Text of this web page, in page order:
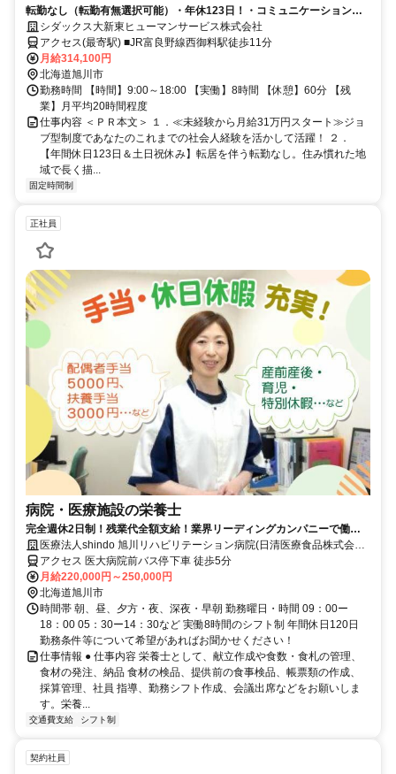
転勤なし（転勤有無選択可能）・年休123日！・コミュニケーションス
キルを活かせる！【定年制度あり60歳】
シダックス大新東ヒューマンサービス株式会社
アクセス(最寄駅) ■JR富良野線西御料駅徒歩11分
月給314,100円
北海道旭川市
勤務時間 【時間】9:00～18:00 【実働】8時間 【休憩】60分 【残
業】月平均20時間程度
仕事内容 ＜ＰＲ本文＞ １．≪未経験から月給31万円スタート≫ジョ
ブ型制度であなたのこれまでの社会人経験を活かして活躍！ ２．
【年間休日123日＆土日祝休み】転居を伴う転勤なし。住み慣れた地
域で長く描...
固定時間制
正社員
病院・医療施設の栄養士
完全週休2日制！残業代全額支給！業界リーディングカンパニーで働き
ませんか？
医療法人shindo 旭川リハビリテーション病院(日清医療食品株式会社
北海道支店)
アクセス 医大病院前バス停下車 徒歩5分
月給220,000円～250,000円
北海道旭川市
時間帯 朝、昼、夕方・夜、深夜・早朝 勤務曜日・時間 09：00ー
18：00 05：30ー14：30など 実働8時間のシフト制 年間休日120日
勤務条件等について希望があればお聞かせください！
仕事情報 ● 仕事内容 栄養士として、献立作成や食数・食札の管理、
食材の発注、納品 食材の検品、提供前の食事検品、帳票類の作成、
採算管理、社員 指導、勤務シフト作成、会議出席などをお願いしま
す。栄養...
交通費支給 シフト制
契約社員